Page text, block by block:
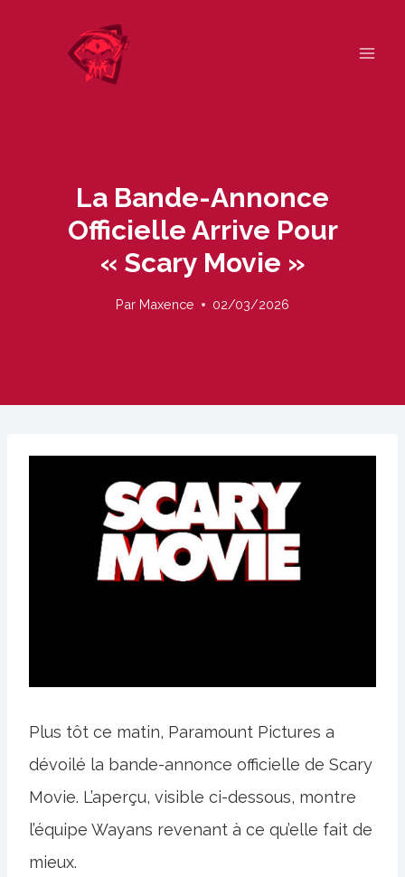
La Bande-Annonce
Officielle Arrive Pour
« Scary Movie »
Par Maxence 02/03/2026
Plus tôt ce matin, Paramount Pictures a
dévoilé la bande-annonce officielle de Scary
Movie. L’aperçu, visible ci-dessous, montre
l’équipe Wayans revenant à ce qu’elle fait de
mieux.